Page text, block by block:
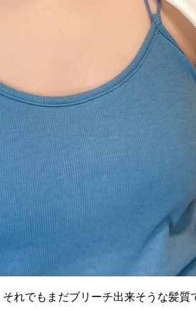
れでもまだブリーチ出来そうな髪質